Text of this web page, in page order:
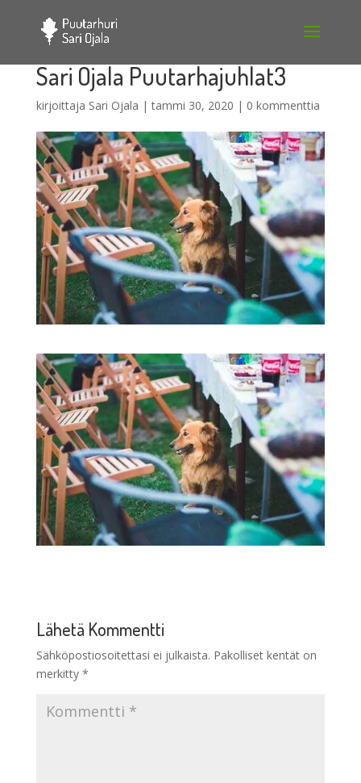
Sari Ojala Puutarhajuhlat3
kirjoittaja Sari Ojala |tammi 30, 2020 | 0 kommenttia
Lähetä Kommentti
Sähköpostiosoitettasi ei julkaista. Pakolliset kentät on
merkitty *